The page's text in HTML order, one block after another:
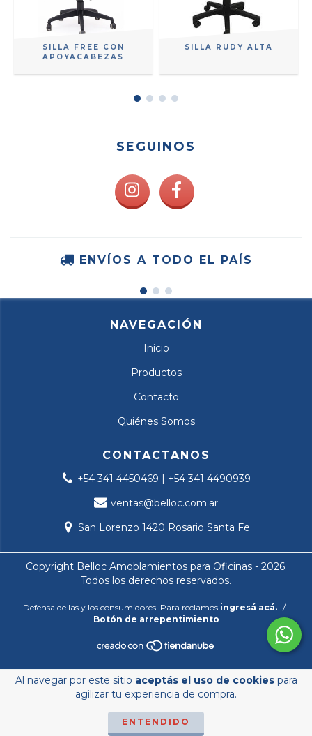
Al navegar por este sitio aceptás el uso de cookiespara
agilizar tu experiencia de compra.
ENTENDIDO
SILLA FREE CON
APOYACABEZAS
SILLA RUDY ALTA
SEGUINOS
ENVÍOS A TODO EL PAÍS
NAVEGACIÓN
Inicio
Productos
Contacto
Quiénes Somos
CONTACTANOS
+54 341 4450469 | +54 341 4490939
ventas@belloc.com.ar
San Lorenzo 1420 Rosario Santa Fe
Copyright Belloc Amoblamientos para Oficinas - 2026.
Todos los derechos reservados.
Defensa de las y los consumidores. Para reclamos ingresá acá. /
Botón de arrepentimiento